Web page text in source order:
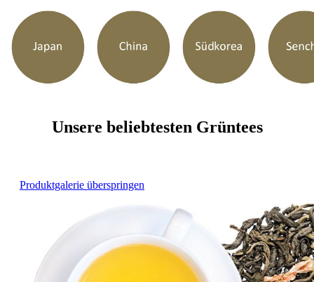
Unsere beliebtesten Grüntees
Produktgalerie überspringen